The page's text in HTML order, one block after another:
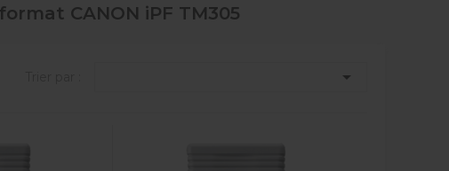
CANON iPF TM305
